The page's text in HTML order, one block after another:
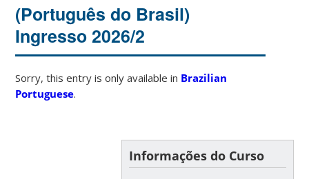
(Português do Brasil)
Ingresso 2026/2
Sorry, this entry is only available in Brazilian
Portuguese.
Informações do Curso